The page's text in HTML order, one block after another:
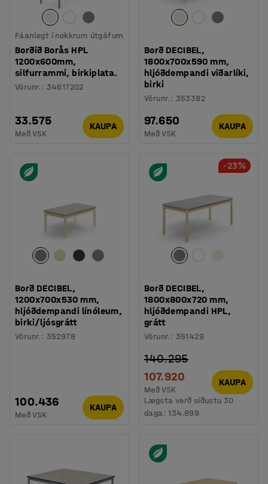
Fáanlegt í nokkrum útgáfum
Borðið Borås HPL
1200x600mm,
silfurrammi, birkiplata.
Vörunr. : 34617202
33.575
Með VSK
KAUPA
Borð DECIBEL,
1800x700x590 mm,
hljóðdempandi viðarlíki,
birki
Vörunr. : 353382
97.650
Með VSK
KAUPA
Borð DECIBEL,
1200x700x530 mm,
hljóðdempandi línóleum,
birki/ljósgrátt
Vörunr. : 352978
100.436
Með VSK
KAUPA
-23%
Borð DECIBEL,
1800x800x720 mm,
hljóðdempandi HPL,
grátt
Vörunr. : 351429
107.920
140.295
Með VSK
KAUPA
Lægsta verð síðustu 30
daga: 134.899